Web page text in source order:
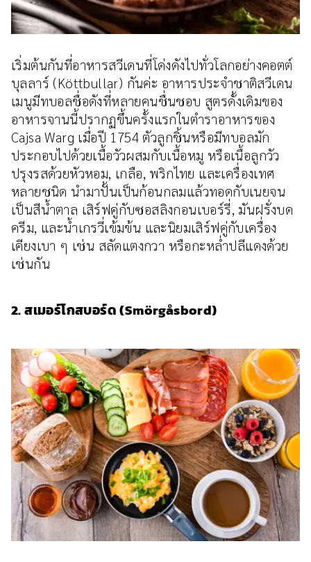
เริ่มต้นกันที่อาหารสวีเดนที่โด่งดังไปทั่วโลกอย่างคอตต์
บุลลาร์ (Köttbullar) กันค่ะ อาหารประจำชาติสวีเดน
เมนูมีทบอลชื่อดังที่หลายคนชื่นชอบ สูตรดั้งเดิมของ
อาหารจานนี้ปรากฏขึ้นครั้งแรกในตำราอาหารของ
Cajsa Warg เมื่อปี 1754 ตัวลูกชิ้นหรือมีทบอลมัก
ประกอบไปด้วยเนื้อวัวผสมกับเนื้อหมู หรือเนื้อลูกวัว
ปรุงรสด้วยหัวหอม, เกลือ, พริกไทย และเครื่องเทศ
หลายชนิด นำมาปั้นเป็นก้อนกลมแล้วทอดกับเนยจน
เป็นสีน้ำตาล เสิร์ฟคู่กับซอสลิงกอนเบอร์รี่, มันฝรั่งบด
ครีม, และน้ำเกรวี่เข้มข้น และนิยมเสิร์ฟคู่กับเครื่อง
เคียงเบา ๆ เช่น สลัดแตงกวา หรือกะหล่ำปลีแดงด้วย
เช่นกัน
2. สเมอร์โกสบอร์ด (Smörgåsbord)